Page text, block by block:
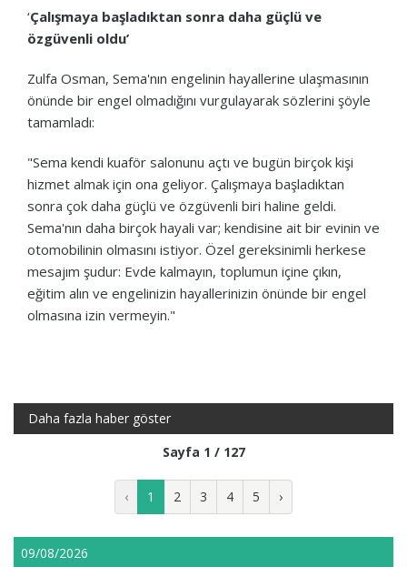
‘Çalışmaya başladıktan sonra daha güçlü ve
özgüvenli oldu’
Zulfa Osman, Sema'nın engelinin hayallerine ulaşmasının
önünde bir engel olmadığını vurgulayarak sözlerini şöyle
tamamladı:
"Sema kendi kuaför salonunu açtı ve bugün birçok kişi
hizmet almak için ona geliyor. Çalışmaya başladıktan
sonra çok daha güçlü ve özgüvenli biri haline geldi.
Sema'nın daha birçok hayali var; kendisine ait bir evinin ve
otomobilinin olmasını istiyor. Özel gereksinimli herkese
mesajım şudur: Evde kalmayın, toplumun içine çıkın,
eğitim alın ve engelinizin hayallerinizin önünde bir engel
olmasına izin vermeyin."
Daha fazla haber göster
Sayfa 1 / 127
‹ 1 2 3 4 5 ›
09/08/2026